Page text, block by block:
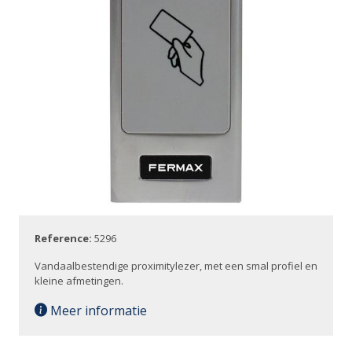
Reference: 5296
Vandaalbestendige proximitylezer, met een smal profiel en
kleine afmetingen.
Meer informatie